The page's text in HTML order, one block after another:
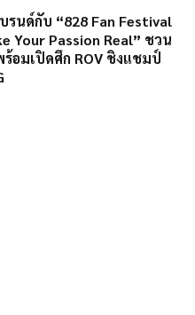
รนด์กับ “828 Fan Festival
Your Passion Real” ชวน
อมเปิดศึก ROV ชิงแชมป์